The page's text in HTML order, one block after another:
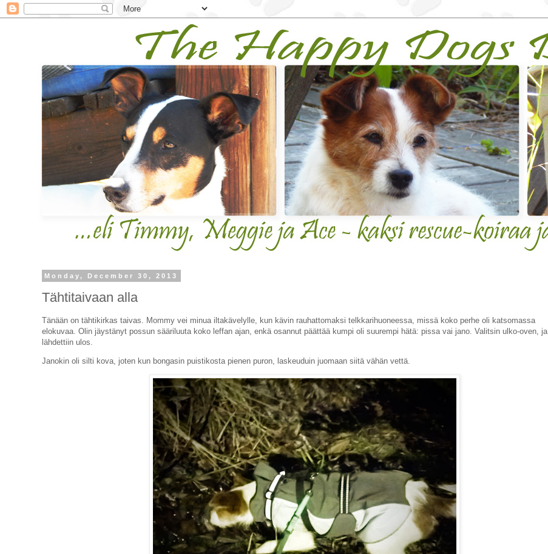
Monday, December 30, 2013
Tähtitaivaan alla
Tänään on tähtikirkas taivas. Mommy vei minua iltakävelylle, kun kävin rauhattomaksi telkkarihuoneessa, missä koko perhe oli katsomassa
elokuvaa. Olin jäystänyt possun sääriluuta koko leffan ajan, enkä osannut päättää kumpi oli suurempi hätä: pissa vai jano. Valitsin ulko-oven, ja
lähdettiin ulos.
Janokin oli silti kova, joten kun bongasin puistikosta pienen puron, laskeuduin juomaan siitä vähän vettä.